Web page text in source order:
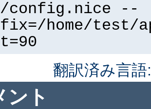
config.nice --
home/test/
翻訳済み言
ント